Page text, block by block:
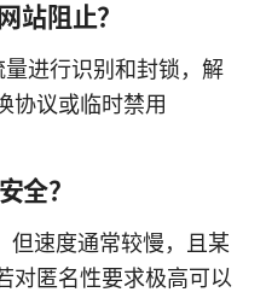
站阻止？
进行识别和封锁，解
协议或临时禁用
全？
但速度通常较慢，且某
对匿名性要求极高可以